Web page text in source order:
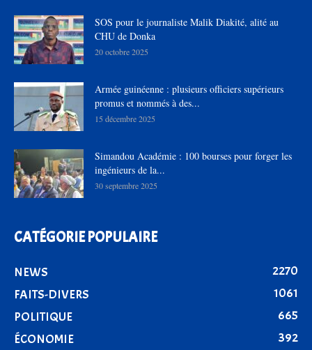
SOS pour le journaliste Malik Diakité, alité au
CHU de Donka
20 octobre 2025
Armée guinéenne : plusieurs officiers supérieurs
promus et nommés à des...
15 décembre 2025
Simandou Académie : 100 bourses pour forger les
ingénieurs de la...
30 septembre 2025
CATÉGORIE POPULAIRE
NEWS
2270
FAITS-DIVERS
1061
POLITIQUE
665
ÉCONOMIE
392